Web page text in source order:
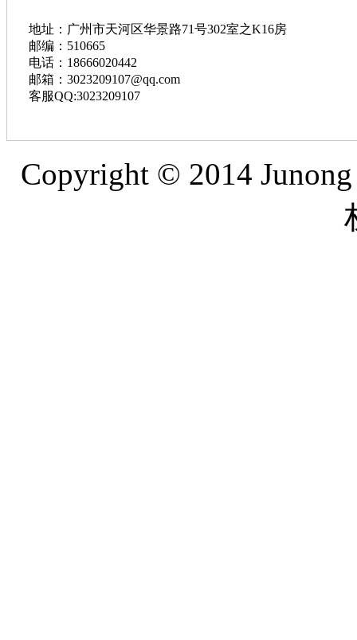
地址：广州市天河区华景路71号302室之K16房
邮编：510665
电话：18666020442
邮箱：3023209107@qq.com
客服QQ:3023209107
Copyright © 2014